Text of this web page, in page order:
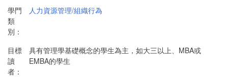
學門
類
別：
人力資源管理/組織行為
目標
讀
者：
具有管理學基礎概念的學生為主，如大三以上、MBA或
EMBA的學生